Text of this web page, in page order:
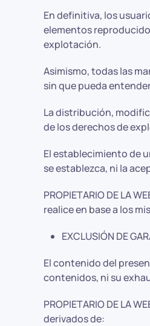
En definitiva, los
elementos
explotación.
Asimismo, todas las
sin que pueda
La distribución,
de los derechos de
El establecimiento de
se establezca, ni la
PROPIETARIO DE LA
realice en base a los
EXCLUSIÓN DE
El contenido del
contenidos, ni su
PROPIETARIO DE LA
derivados de: